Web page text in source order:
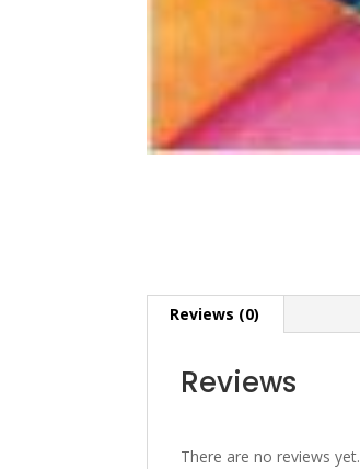
Reviews (0)
Reviews
There are no reviews yet.